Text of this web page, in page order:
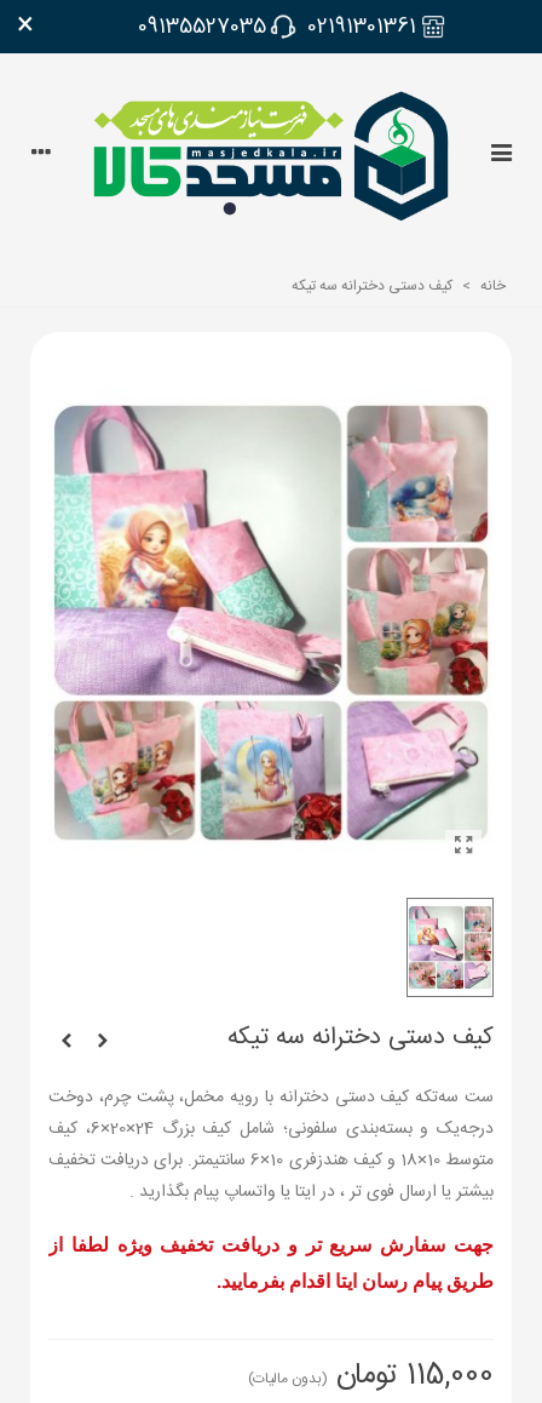
02191301361
09135527035
×
خانه > کیف دستی دخترانه سه تیکه
کیف دستی دخترانه سه تیکه
ست سه‌تکه کیف دستی دخترانه با رویه مخمل، پشت چرم، دوخت
درجه‌یک و بسته‌بندی سلفونی؛ شامل کیف بزرگ 24×20×6، کیف
متوسط 10×18 و کیف هندزفری 10×6 سانتیمتر. برای دریافت تخفیف
بیشتر یا ارسال فوی تر ، در ایتا یا واتساپ پیام بگذارید .
جهت سفارش سریع تر و دریافت تخفیف ویژه لطفا از
طریق پیام رسان ایتا اقدام بفرمایید.
115,000 تومان
(بدون مالیات)